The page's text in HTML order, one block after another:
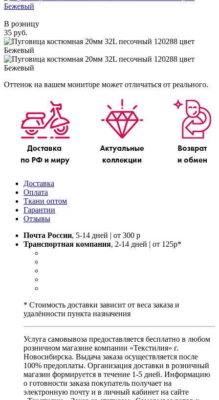
В розницу
35 руб.
Оттенок на вашем мониторе может отличаться от реального.
Доставка
Оплата
Ткани оптом
Гарантии
Отзывы
Почта России, 5-14 дней | от 300 р
Транспортная компания, 2-14 дней | от 125р*
* Стоимость доставки зависит от веса заказа и
удалённости пункта назначения
Услуга самовывоза предоставляется бесплатно в любом
розничном магазине компании «Текстилия» г.
Новосибирска. Выдача заказа осуществляется после
100% предоплаты. Организация доставки в розничный
магазин формируется в течение 1-5 дней. Информацию
о готовности заказа покупатель получает на
электронную почту и в личный кабинет на сайте